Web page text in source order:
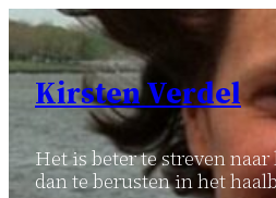
Ga
naar
inhoud
Kirsten Verdel
Het is beter te streven
dan te berusten in het